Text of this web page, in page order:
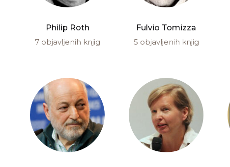
Philip Roth
7 objavljenih knjig
Fulvio Tomizza
5 objavljenih knjig